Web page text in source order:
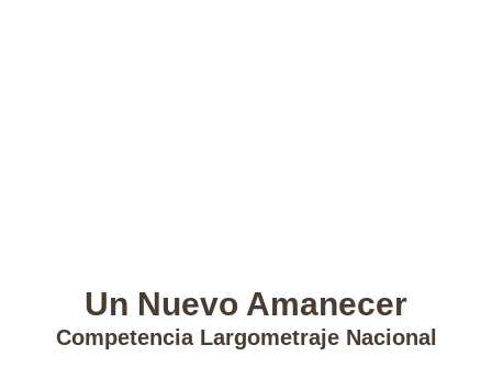
Un Nuevo Amanecer
Competencia Largometraje Nacional